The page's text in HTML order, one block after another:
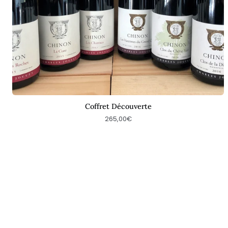
Coffret Découverte
265,00€